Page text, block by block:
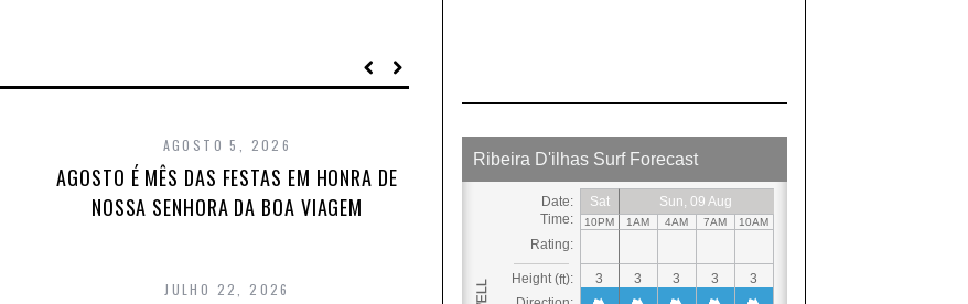
AGOSTO 5, 2026
AGOSTO É MÊS DAS FESTAS EM HONRA DE
NOSSA SENHORA DA BOA VIAGEM
JULHO 22, 2026